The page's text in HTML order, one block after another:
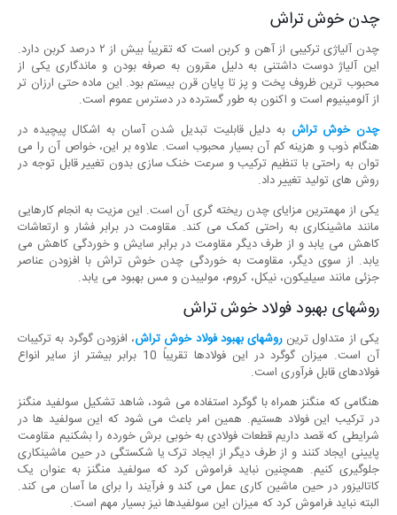
چدن خوش تراش
چدن آلیاژی ترکیبی از آهن و کربن است که تقریباً بیش از ۲ درصد کربن دارد.
این آلیاژ دوست داشتنی به دلیل مقرون به صرفه بودن و ماندگاری یکی از
محبوب ترین ظروف پخت و پز تا پایان قرن بیستم بود. این ماده حتی ارزان تر
از آلومینیوم است و اکنون به طور گسترده در دسترس عموم است.
چدن خوش تراش به دلیل قابلیت تبدیل شدن آسان به اشکال پیچیده در
هنگام ذوب و هزینه کم آن بسیار محبوب است. علاوه بر این، خواص آن را می
توان به راحتی با تنظیم ترکیب و سرعت خنک سازی بدون تغییر قابل توجه در
روش های تولید تغییر داد.
یکی از مهمترین مزایای چدن ریخته گری آن است. این مزیت به انجام کارهایی
مانند ماشینکاری به راحتی کمک می کند. مقاومت در برابر فشار و ارتعاشات
کاهش می یابد و از طرف دیگر مقاومت در برابر سایش و خوردگی کاهش می
یابد. از سوی دیگر، مقاومت به خوردگی چدن خوش تراش با افزودن عناصر
جزئی مانند سیلیکون، نیکل، کروم، مولیبدن و مس بهبود می یابد.
روشهای بهبود فولاد خوش تراش
یکی از متداول ترینروشهای بهبود فولاد خوش تراش، افزودن گوگرد به ترکیبات
آن است. میزان گوگرد در این فولادها تقریباً 10 برابر بیشتر از سایر انواع
فولادهای قابل فرآوری است.
هنگامی که منگنز همراه با گوگرد استفاده می شود، شاهد تشکیل سولفید منگنز
در ترکیب این فولاد هستیم. همین امر باعث می شود که این سولفید ها در
شرایطی که قصد داریم قطعات فولادی به خوبی برش خورده را بشکنیم مقاومت
پایینی ایجاد کنند و از طرف دیگر از ایجاد ترک یا شکستگی در حین ماشینکاری
جلوگیری کنیم. همچنین نباید فراموش کرد که سولفید منگنز به عنوان یک
کاتالیزور در حین ماشین کاری عمل می کند و فرآیند را برای ما آسان می کند.
البته نباید فراموش کرد که میزان این سولفیدها نیز بسیار مهم است.